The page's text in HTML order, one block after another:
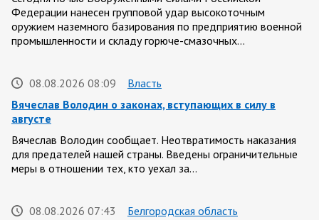
Федерации нанесен групповой удар высокоточным
оружием наземного базирования по предприятию военной
промышленности и складу горюче-смазочных…
08.08.2026 08:09
Власть
Вячеслав Володин о законах, вступающих в силу в
августе
Вячеслав Володин сообщает. Неотвратимость наказания
для предателей нашей страны. Введены ограничительные
меры в отношении тех, кто уехал за…
08.08.2026 07:43
Белгородская область